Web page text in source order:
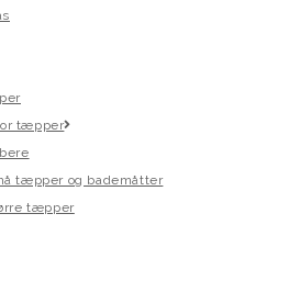
tæpper
tæpper og bademåtter
tæpper